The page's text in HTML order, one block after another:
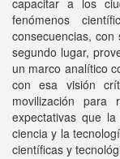
capacitar a los
fenómenos
consecuencias,
segundo lugar,
un marco analítico
con esa visión
movilización
expectativas que
ciencia y la
científicas y